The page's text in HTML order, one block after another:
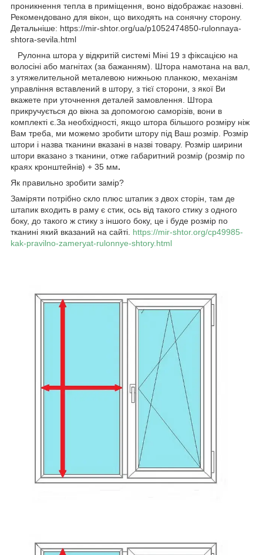
проникнення тепла в приміщення, воно відображає назовні.
Рекомендовано для вікон, що виходять на сонячну сторону.
Детальніше: https://mir-shtor.org/ua/p1052474850-rulonnaya-
shtora-sevila.html
Рулонна штора у відкритій системі Міні 19 з фіксацією на
волосіні або магнітах (за бажанням). Штора намотана на вал,
з утяжелительной металевою нижньою планкою, механізм
управління вставлений в штору, з тієї сторони, з якої Ви
вкажете при уточнення деталей замовлення. Штора
прикручується до вікна за допомогою саморізів, вони в
комплекті є.За необхідності, якщо штора більшого розміру ніж
Вам треба, ми можемо зробити штору під Ваш розмір. Розмір
штори і назва тканини вказані в назві товару. Розмір ширини
штори вказано з тканини, отже габаритний розмір (розмір по
краях кронштейнів) + 35 мм.
Як правильно зробити замір?
Заміряти потрібно скло плюс штапик з двох сторін, там де
штапик входить в раму є стик, ось від такого стику з одного
боку, до такого ж стику з іншого боку, це і буде розмір по
тканині який вказаний на сайті. https://mir-shtor.org/cp49985-
kak-pravilno-zameryat-rulonnye-shtory.html